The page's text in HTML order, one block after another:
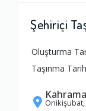
Şehiriçi
Oluşturma
Taşınma